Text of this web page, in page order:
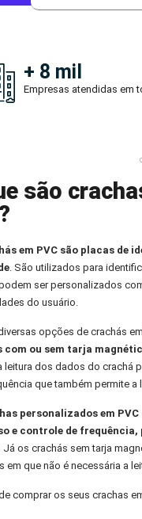
+ 8 mil
Empresas atendidas em
são
em PVC são placas de
. São utilizados para
ser personalizados
do usuário.
opções de crachás
com ou sem tarja
leitura dos dados do crachá
que também permite a
personalizadosem PVC
e controle de
Já os crachás sem tarja
em que não é necessária a
comprar os seus crachas